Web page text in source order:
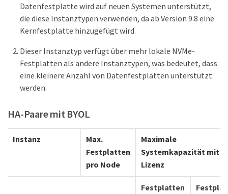
Datenfestplatte wird auf neuen Systemen unterstützt,
die diese Instanztypen verwenden, da ab Version 9.8 eine
Kernfestplatte hinzugefügt wird.
Dieser Instanztyp verfügt über mehr lokale NVMe-
Festplatten als andere Instanztypen, was bedeutet, dass
eine kleinere Anzahl von Datenfestplatten unterstützt
werden.
HA-Paare mit BYOL
Instanz
Max.
Festplatten
pro Node
Maximale
Systemkapazität mit
Lizenz
Festplatten